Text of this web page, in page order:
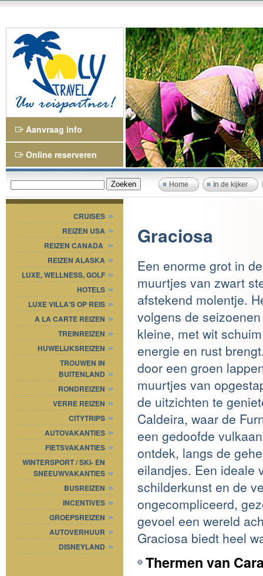
Aanvraag info
Online reserveren
Home In de kijker
CRUISES
REIZEN USA
REIZEN CANADA
REIZEN ALASKA
LUXE, WELLNESS, GOLF
HOTELS
LUXE VILLA'S OP REIS
A LA CARTE REIZEN
TREINREIZEN
HUWELIJKSREIZEN
TROUWEN IN
BUITENLAND
RONDREIZEN
VERRE REIZEN
CITYTRIPS
AUTOVAKANTIES
FIETSVAKANTIES
WINTERSPORT / SKI- EN
SNEEUWVAKANTIES
BUSREIZEN
INCENTIVES
GROEPSREIZEN
AUTOVERHUUR
DISNEYLAND
Graciosa
Een enorme grot in
muurtjes van zwart
afstekend molentje.
volgens de
kleine, met wit
energie en rust
door een groen
muurtjes van
de uitzichten te
Caldeira, waar de
een gedoofde
ontdek, langs de
eilandjes. Een ideale
schilderkunst en de
ongecompliceerd,
gevoel een wereld
Graciosa biedt heel
Thermen van